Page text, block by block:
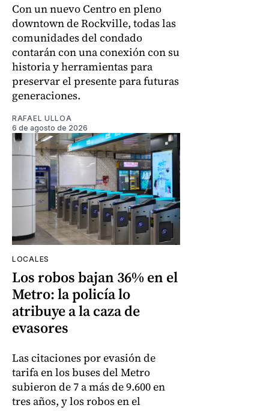
Con un nuevo Centro en pleno
downtown de Rockville, todas las
comunidades del condado
contarán con una conexión con su
historia y herramientas para
preservar el presente para futuras
generaciones.
RAFAEL ULLOA
6 de agosto de 2026
LOCALES
Los robos bajan 36% en el
Metro: la policía lo
atribuye a la caza de
evasores
Las citaciones por evasión de
tarifa en los buses del Metro
subieron de 7 a más de 9.600 en
tres años, y los robos en el